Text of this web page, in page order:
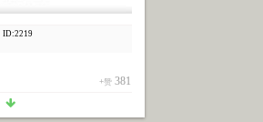
ID:2219
+赞381